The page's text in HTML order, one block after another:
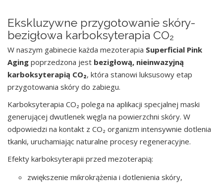
Ekskluzywne przygotowanie skóry-
bezigłowa karboksyterapia CO₂
W naszym gabinecie każda mezoterapia Superficial Pink
Aging poprzedzona jest bezigłową, nieinwazyjną
karboksyterapią CO₂, która stanowi luksusowy etap
przygotowania skóry do zabiegu.
Karboksyterapia CO₂ polega na aplikacji specjalnej maski
generującej dwutlenek węgla na powierzchni skóry. W
odpowiedzi na kontakt z CO₂ organizm intensywnie dotlenia
tkanki, uruchamiając naturalne procesy regeneracyjne.
Efekty karboksyterapii przed mezoterapią:
zwiększenie mikrokrążenia i dotlenienia skóry,